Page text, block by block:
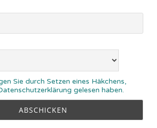
Sie durch Setzen eines Häkchens,
gelesen haben.